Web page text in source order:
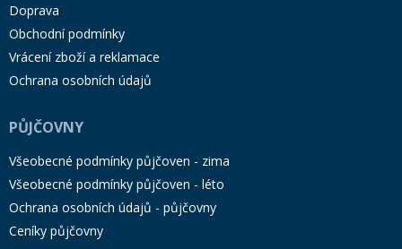
Doprava
Obchodní podmínky
Vrácení zboží a reklamace
Ochrana osobních údajů
PŮJČOVNY
Všeobecné podmínky půjčoven - zima
Všeobecné podmínky půjčoven - léto
Ochrana osobních údajů - půjčovny
Ceníky půjčovny